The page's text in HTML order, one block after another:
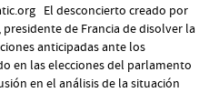
El desconcierto creado por
de Francia de disolver la
anticipadas ante los
en las elecciones del parlamento
en el análisis de la situación